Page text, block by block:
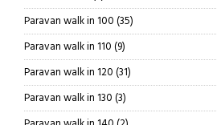
proizvoda
Paravan walk in 100 3535
proizvoda
Paravan walk in 110 99
proizvoda
Paravan walk in 120 3131
proizvod
Paravan walk in 130 33
proizvoda